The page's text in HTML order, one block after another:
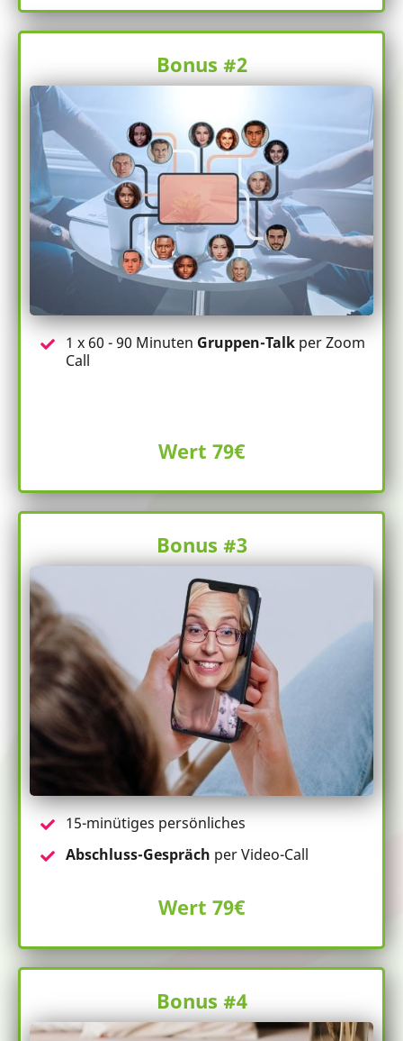
Bonus #2
1 x 60 - 90 Minuten Gruppen-Talk per Zoom
Call
Wert 79€
Bonus #3
15-minütiges persönliches
Abschluss-Gespräch per Video-Call
Wert 79€
Bonus #4